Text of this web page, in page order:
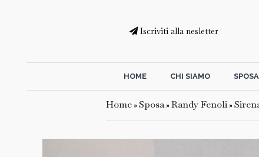
Iscriviti alla nesletter
HOME CHI SIAMO SPOSA
Home»Sposa»Randy Fenoli»